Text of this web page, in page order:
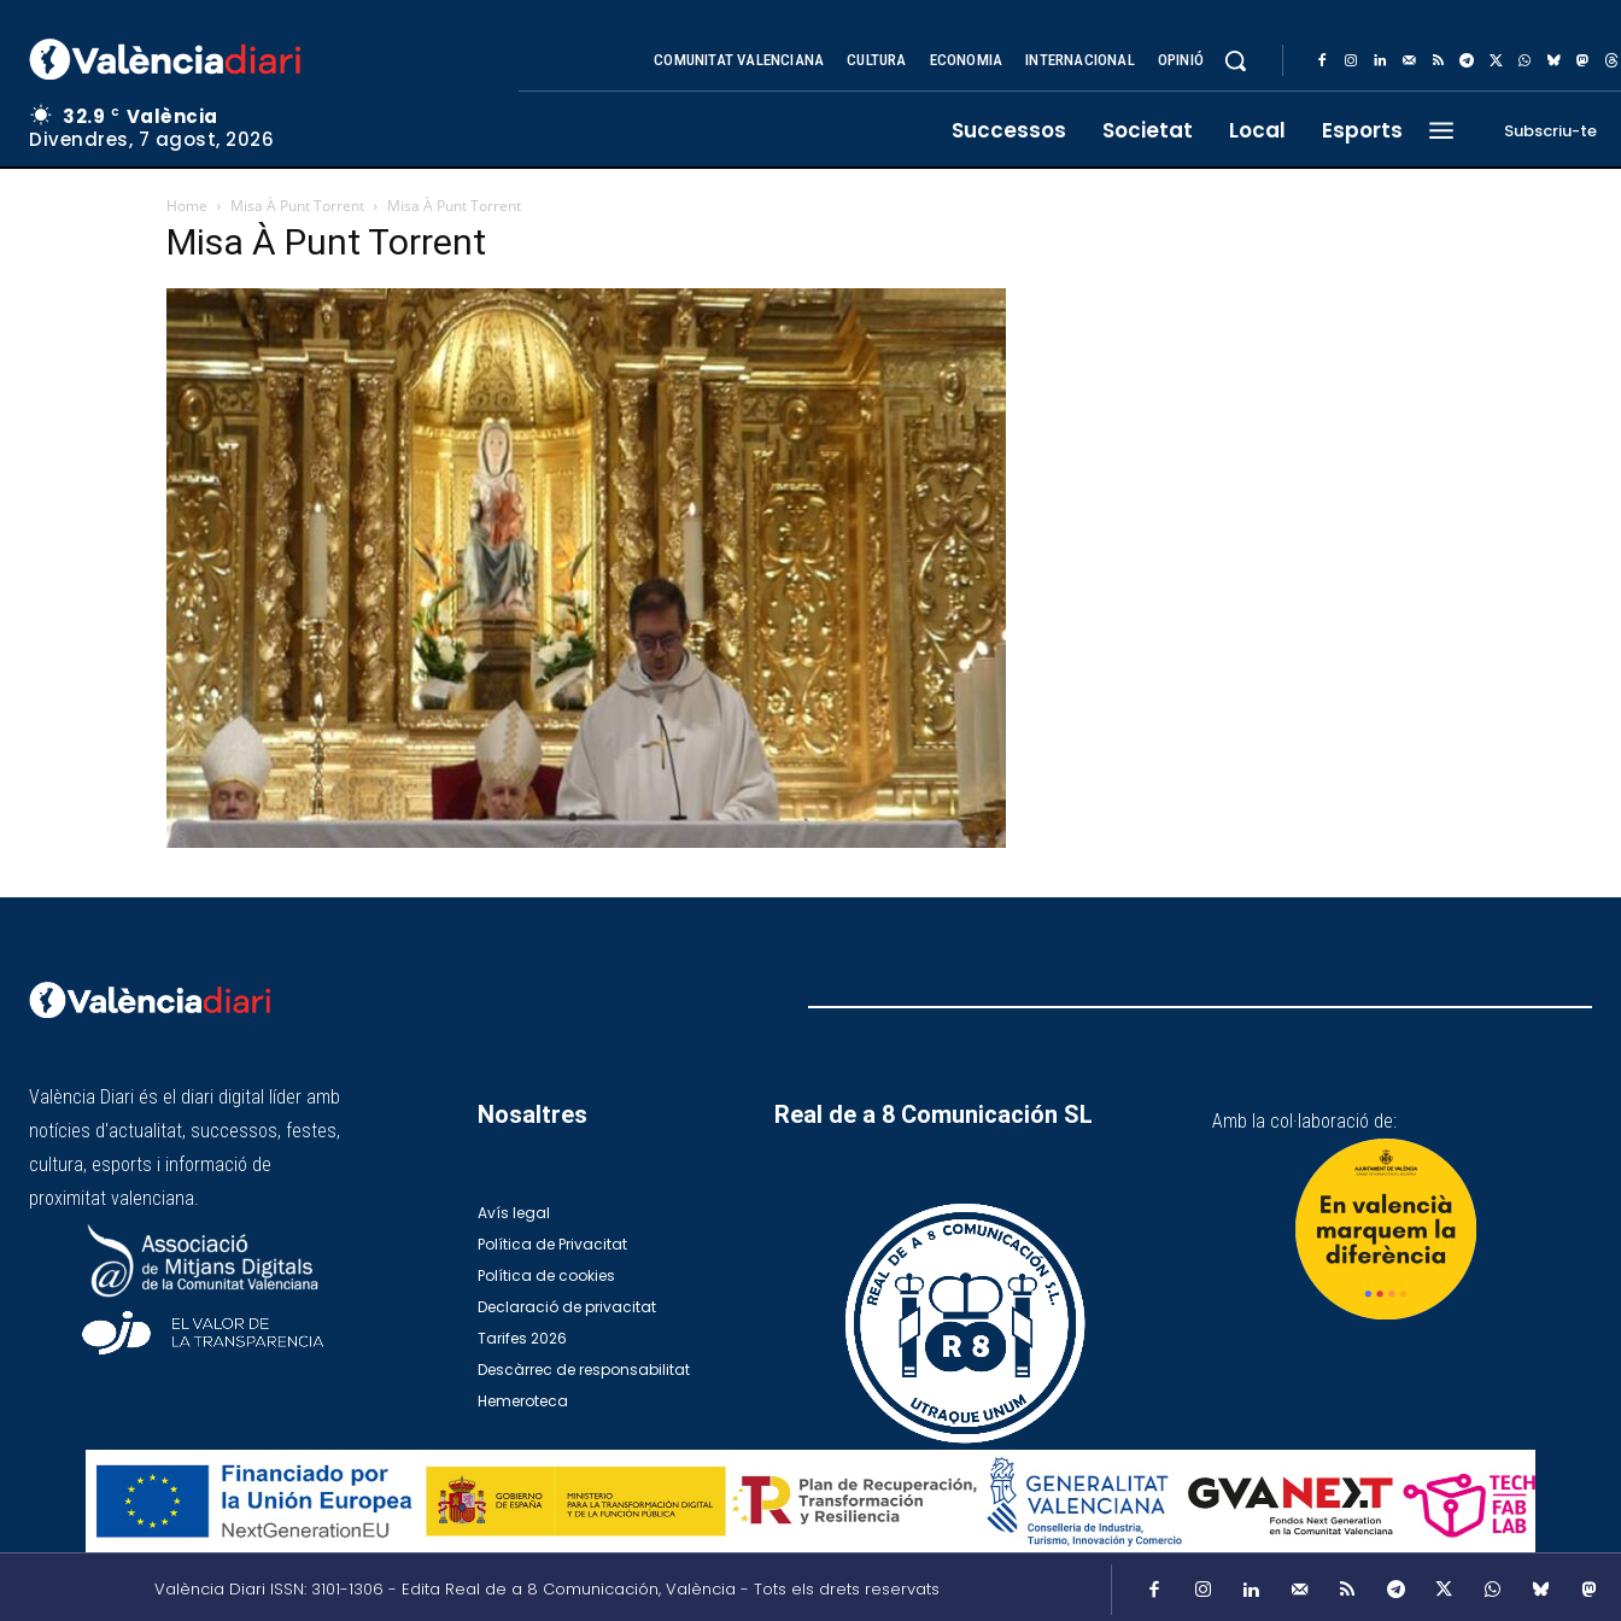
32.9 C
València
Divendres, 7 agost, 2026
COMUNITAT VALENCIANA CULTURA ECONOMIA INTERNACIONAL OPINIÓ
Successos Societat Local Esports Subscriu-te
Home Misa À Punt Torrent Misa À Punt Torrent
Misa À Punt Torrent
València Diari és el diari digital líder amb
notícies d'actualitat, successos, festes,
cultura, esports i informació de
proximitat valenciana.
Nosaltres
Avís legal
Política de Privacitat
Política de cookies
Declaració de privacitat
Tarifes 2026
Descàrrec de responsabilitat
Hemeroteca
Real de a 8 Comunicación SL Amb la col·laboració de:
València Diari ISSN: 3101-1306 - Edita Real de a 8 Comunicación, València - Tots els drets reservats